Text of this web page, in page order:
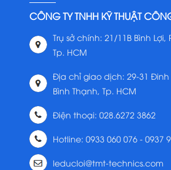
CÔNG TY TNHH KỸ THUẬT
Trụ sở chính: 21/11B Bình Lợi,
Tp. HCM
Địa chỉ giao dịch: 29-31 Đinh
Bình Thạnh, Tp. HCM
Điện thoại: 028.6272 3862
Hotline: 0933 060 076 - 0937
leducloi@tmt-technics.com